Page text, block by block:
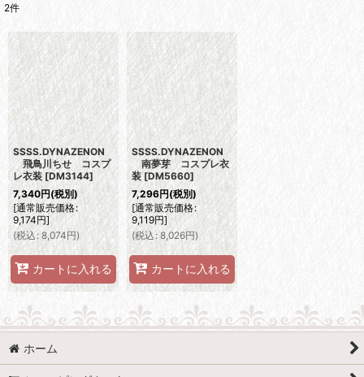
並び順:
絞り込む
2件
SSSS.DYNAZENON
飛鳥川ちせ コスプ
レ衣装 [DM3144]
7,340円(税別)
[通常販売価格:
9,174円]
(税込 : 8,074円)
カートに入れる
SSSS.DYNAZENON
南夢芽 コスプレ衣
装 [DM5660]
7,296円(税別)
[通常販売価格:
9,119円]
(税込 : 8,026円)
カートに入れる
ホーム